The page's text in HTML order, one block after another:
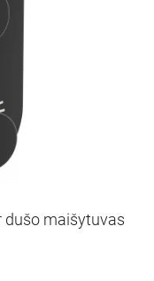
dušo maišytuvas